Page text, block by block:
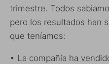
trimestre. Todos
pero los resultados han
que teníamos:
• La compañía ha